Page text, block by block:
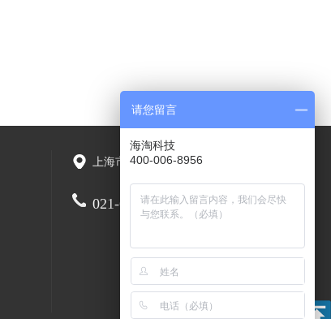
上海市长宁区天山路1718号
021-6267-7988
请您留言
海淘科技
400-006-8956